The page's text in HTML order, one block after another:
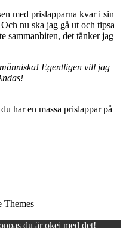
med prislapparna kvar i sin
nu ska jag gå ut och tipsa
sammanbiten, det tänker jag
Egentligen vill jag
har en massa prislappar på
Themes
du är okej med det!